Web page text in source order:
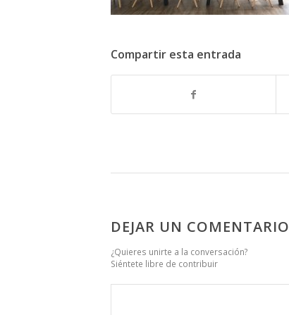
Compartir esta entrada
DEJAR UN COMENTARIO
¿Quieres unirte a la conversación?
Siéntete libre de contribuir